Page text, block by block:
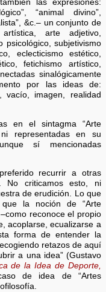
las expresiones:
“animal divino”,
&c.– un conjunto de
arte adjetivo,
psicológico, subjetivismo
eclecticismo estético,
fetichismo artístico,
sinalógicamente
por las ideas de:
vacío, imagen, realidad
en el sintagma “Arte
representadas en su
sí mencionadas
recurrir a otras
No criticamos esto, ni
de erudición. Lo que
la noción de “Arte
reconoce el propio
acoplarse, ecualizarse a
forma de entender la
retazos de aquí
a una idea” (Gustavo
de la Idea de Deporte,
de idea de “Artes